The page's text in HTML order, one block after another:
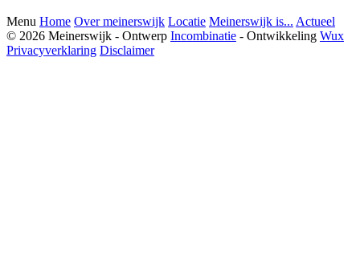
Menu Home Over meinerswijk Locatie Meinerswijk is... Actueel
© 2026 Meinerswijk - Ontwerp Incombinatie - Ontwikkeling Wux
Privacyverklaring Disclaimer